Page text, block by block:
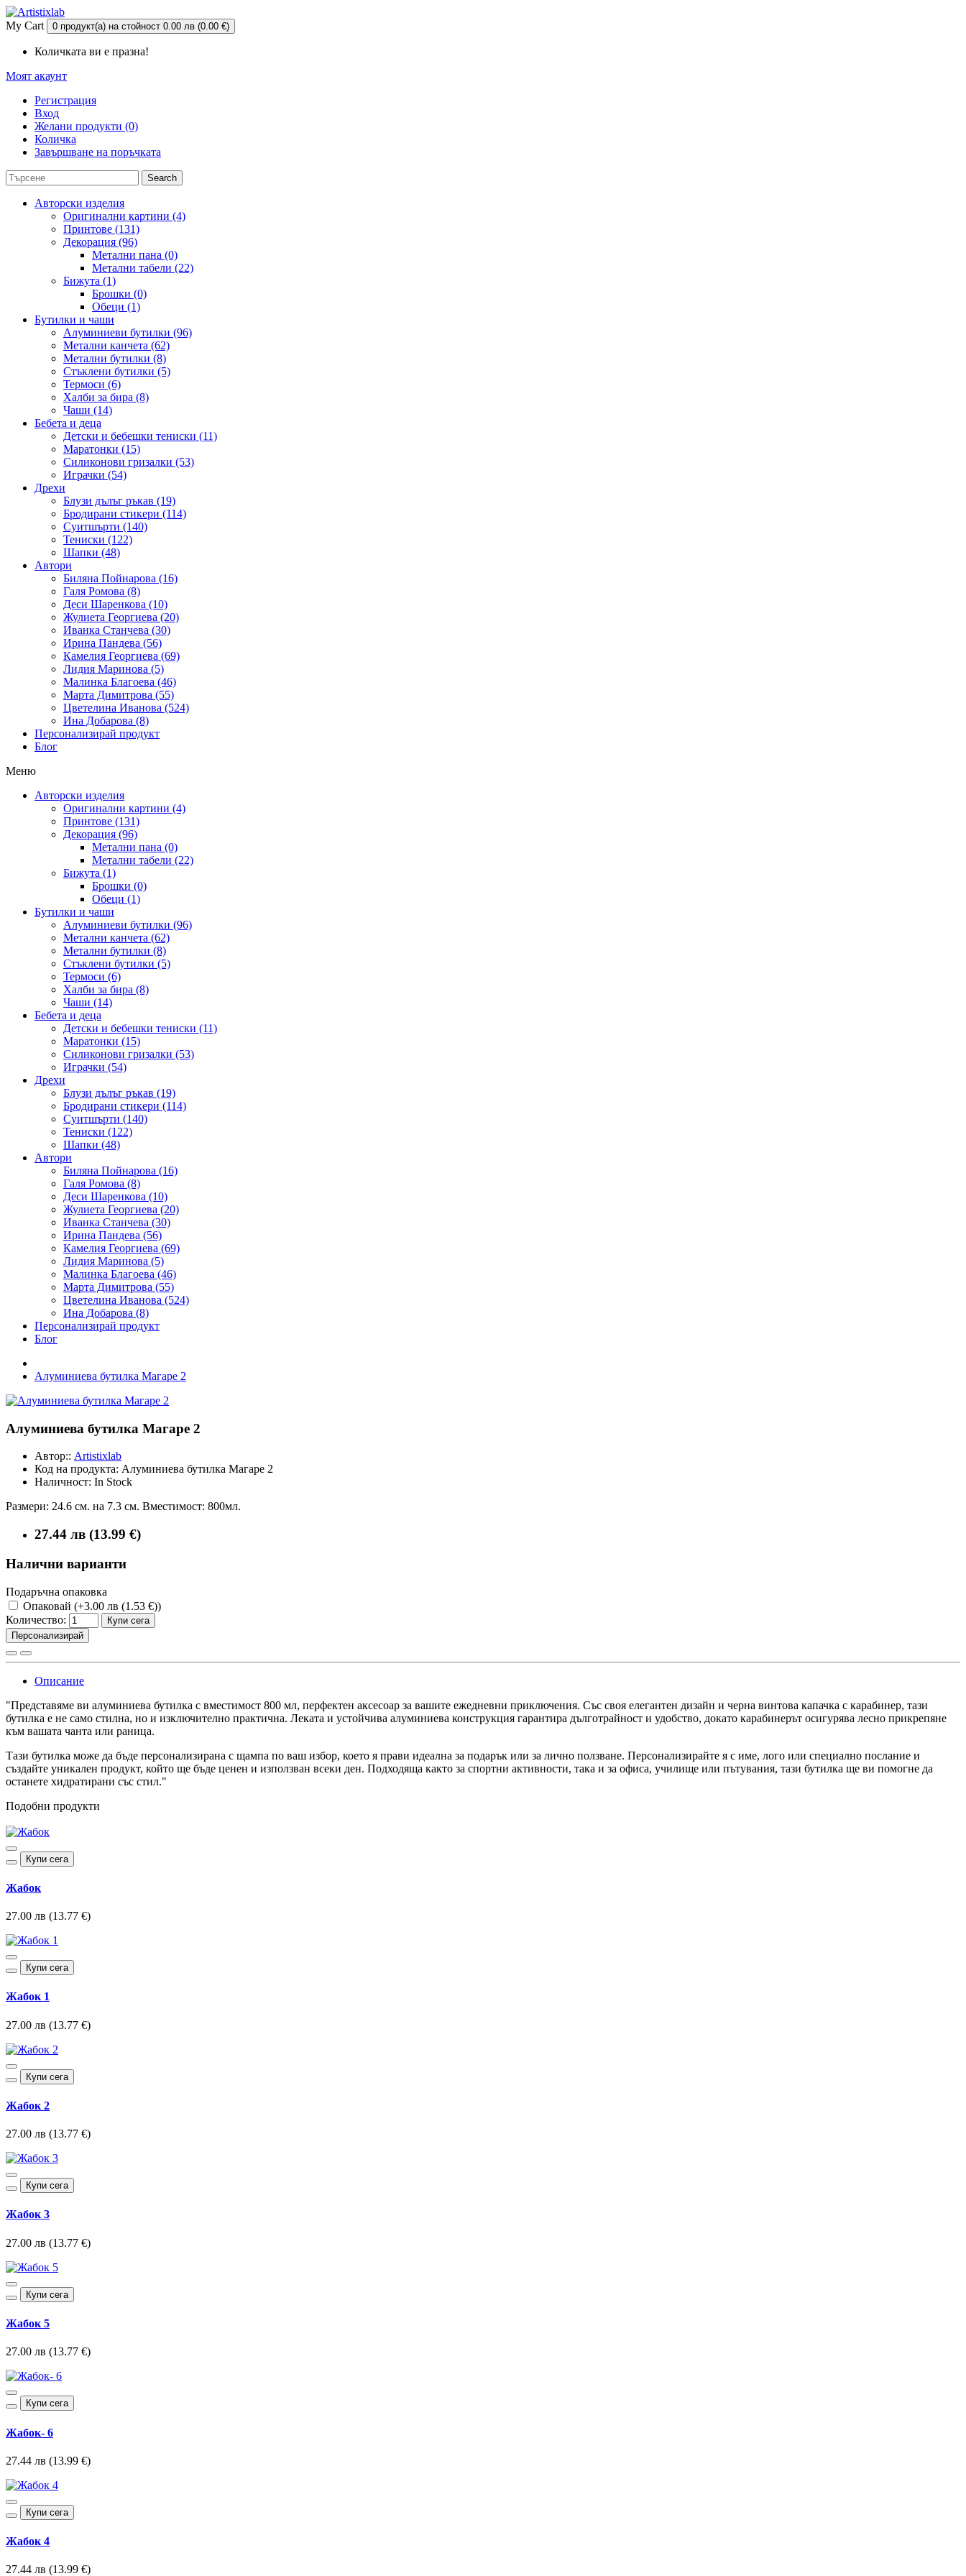
My Cart 0 продукт(а) на стойност 0.00 лв (0.00 €)
Количката ви е празна!
Моят акаунт
Регистрация
Вход
Желани продукти (0)
Количка
Завършване на поръчката
Search
Авторски изделия
Оригинални картини (4)
Принтове (131)
Декорация (96)
Метални пана (0)
Метални табели (22)
Бижута (1)
Брошки (0)
Обеци (1)
Бутилки и чаши
Алуминиеви бутилки (96)
Метални канчета (62)
Метални бутилки (8)
Стъклени бутилки (5)
Термоси (6)
Халби за бира (8)
Чаши (14)
Бебета и деца
Детски и бебешки тениски (11)
Маратонки (15)
Силиконови гризалки (53)
Играчки (54)
Дрехи
Блузи дълъг ръкав (19)
Бродирани стикери (114)
Суитшърти (140)
Тениски (122)
Шапки (48)
Автори
Биляна Пойнарова (16)
Галя Ромова (8)
Деси Шаренкова (10)
Жулиета Георгиева (20)
Иванка Станчева (30)
Ирина Пандева (56)
Камелия Георгиева (69)
Лидия Маринова (5)
Малинка Благоева (46)
Марта Димитрова (55)
Цветелина Иванова (524)
Ина Добарова (8)
Персонализирай продукт
Блог
Меню
Авторски изделия
Оригинални картини (4)
Принтове (131)
Декорация (96)
Метални пана (0)
Метални табели (22)
Бижута (1)
Брошки (0)
Обеци (1)
Бутилки и чаши
Алуминиеви бутилки (96)
Метални канчета (62)
Метални бутилки (8)
Стъклени бутилки (5)
Термоси (6)
Халби за бира (8)
Чаши (14)
Бебета и деца
Детски и бебешки тениски (11)
Маратонки (15)
Силиконови гризалки (53)
Играчки (54)
Дрехи
Блузи дълъг ръкав (19)
Бродирани стикери (114)
Суитшърти (140)
Тениски (122)
Шапки (48)
Автори
Биляна Пойнарова (16)
Галя Ромова (8)
Деси Шаренкова (10)
Жулиета Георгиева (20)
Иванка Станчева (30)
Ирина Пандева (56)
Камелия Георгиева (69)
Лидия Маринова (5)
Малинка Благоева (46)
Марта Димитрова (55)
Цветелина Иванова (524)
Ина Добарова (8)
Персонализирай продукт
Блог
Алуминиева бутилка Магаре 2
Алуминиева бутилка Магаре 2
Автор:: Artistixlab
Код на продукта: Алуминиева бутилка Магаре 2
Наличност: In Stock
Размери: 24.6 см. на 7.3 см. Вместимост: 800мл.
27.44 лв (13.99 €)
Налични варианти
Подаръчна опаковка
Опаковай (+3.00 лв (1.53 €))
Количество:
Купи сега
Персонализирай
Описание
"Представяме ви алуминиева бутилка с вместимост 800 мл, перфектен аксесоар за вашите ежедневни приключения. Със своя елегантен дизайн и черна винтова капачка с карабинер, тази
бутилка е не само стилна, но и изключително практична. Леката и устойчива алуминиева конструкция гарантира дълготрайност и удобство, докато карабинерът осигурява лесно прикрепяне
към вашата чанта или раница.
Тази бутилка може да бъде персонализирана с щампа по ваш избор, което я прави идеална за подарък или за лично ползване. Персонализирайте я с име, лого или специално послание и
създайте уникален продукт, който ще бъде ценен и използван всеки ден. Подходяща както за спортни активности, така и за офиса, училище или пътувания, тази бутилка ще ви помогне да
останете хидратирани със стил."
Подобни продукти
Купи сега
Жабок
27.00 лв (13.77 €)
Купи сега
Жабок 1
27.00 лв (13.77 €)
Купи сега
Жабок 2
27.00 лв (13.77 €)
Купи сега
Жабок 3
27.00 лв (13.77 €)
Купи сега
Жабок 5
27.00 лв (13.77 €)
Купи сега
Жабок- 6
27.44 лв (13.99 €)
Купи сега
Жабок 4
27.44 лв (13.99 €)